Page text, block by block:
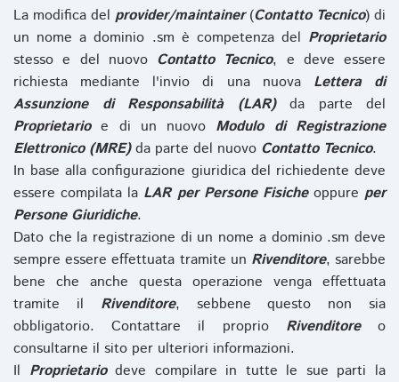
La modifica del provider/maintainer(Contatto Tecnico) di
un nome a dominio .sm è competenza del Proprietario
stesso e del nuovo Contatto Tecnico, e deve essere
richiesta mediante l'invio di una nuova Lettera di
Assunzione di Responsabilità (LAR)da parte del
Proprietarioe di un nuovo Modulo di Registrazione
Elettronico (MRE)da parte del nuovo Contatto Tecnico.
In base alla configurazione giuridica del richiedente deve
essere compilata la LAR per Persone Fisicheoppure per
Persone Giuridiche.
Dato che la registrazione di un nome a dominio .sm deve
sempre essere effettuata tramite un Rivenditore, sarebbe
bene che anche questa operazione venga effettuata
tramite il Rivenditore, sebbene questo non sia
obbligatorio. Contattare il proprio Rivenditoreo
consultarne il sito per ulteriori informazioni.
Il Proprietariodeve compilare in tutte le sue parti la